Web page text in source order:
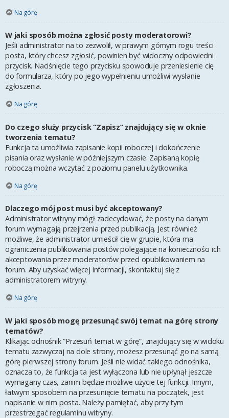
Na górę
W jaki sposób można zgłosić posty moderatorowi?
Jeśli administrator na to zezwolił, w prawym górnym rogu treści
posta, który chcesz zgłosić, powinien być widoczny odpowiedni
przycisk. Naciśnięcie tego przycisku spowoduje przeniesienie cię
do formularza, który po jego wypełnieniu umożliwi wysłanie
zgłoszenia.
Na górę
Do czego służy przycisk “Zapisz” znajdujący się w oknie
tworzenia tematu?
Funkcja ta umożliwia zapisanie kopii roboczej i dokończenie
pisania oraz wysłanie w późniejszym czasie. Zapisaną kopię
roboczą można wczytać z poziomu panelu użytkownika.
Na górę
Dlaczego mój post musi być akceptowany?
Administrator witryny mógł zadecydować, że posty na danym
forum wymagają przejrzenia przed publikacją. Jest również
możliwe, że administrator umieścił cię w grupie, która ma
ograniczenia publikowania postów polegające na konieczności ich
akceptowania przez moderatorów przed opublikowaniem na
forum. Aby uzyskać więcej informacji, skontaktuj się z
administratorem witryny.
Na górę
W jaki sposób mogę przesunąć swój temat na górę strony
tematów?
Klikając odnośnik “Przesuń temat w górę”, znajdujący się w widoku
tematu zazwyczaj na dole strony, możesz przesunąć go na samą
górę pierwszej strony forum. Jeśli nie widać takiego odnośnika,
oznacza to, że funkcja ta jest wyłączona lub nie upłynął jeszcze
wymagany czas, zanim będzie możliwe użycie tej funkcji. Innym,
łatwym sposobem na przesunięcie tematu na początek, jest
napisanie w nim posta. Należy pamiętać, aby przy tym
przestrzegać regulaminu witryny.